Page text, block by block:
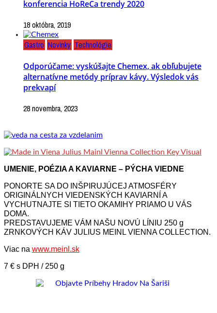
konferencia HoReCa trendy 2020
18 októbra, 2019
Gastro Novinky Technológie
Odporúčame: vyskúšajte Chemex, ak obľubujete
alternatívne metódy príprav kávy. Výsledok vás
prekvapí
28 novembra, 2023
UMENIE, POÉZIA A KAVIARNE – PÝCHA VIEDNE
PONORTE SA DO INŠPIRUJÚCEJ ATMOSFÉRY
ORIGINÁLNYCH VIEDENSKÝCH KAVIARNÍ A
VYCHUTNAJTE SI TIETO OKAMIHY PRIAMO U VÁS
DOMA.
PREDSTAVUJEME VÁM NAŠU NOVÚ LÍNIU 250 g
ZRNKOVÝCH KÁV JULIUS MEINL VIENNA COLLECTION.
Viac na www.meinl.sk
7 € s DPH / 250 g